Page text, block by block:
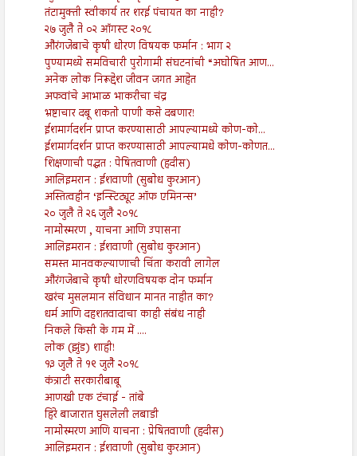
तंटामुक्ती स्वीकार्य तर शरई पंचायत का नाही?
२७ जुलै ते ०२ ऑगस्ट २०१८
औरंगजेबाचे कृषी धोरण विषयक फर्मान : भाग २
पुण्यामध्ये समविचारी पुरोगामी संघटनांची “अघोषित आण...
अनेक लोक निरूद्देश जीवन जगत आहेत
अफवांचे आभाळ भाकरीचा चंद्र
भ्रष्टाचार दबू शकतो पाणी कसे दबणार!
ईशमार्गदर्शन प्राप्त करण्यासाठी आपल्यामध्ये कोण-को...
ईशमार्गदर्शन प्राप्त करण्यासाठी आपल्यामधे कोण-कोणत...
शिक्षणाची पद्धत : पेषितवाणी (हदीस)
आलिइमरान : ईशवाणी (सुबोध कुरआन)
अस्तित्वहीन ‘इन्स्टिट्यूट ऑफ एमिनन्स’
२० जुलै ते २६ जुलै २०१८
नामोस्मरण , याचना आणि उपासना
आलिइमरान : ईशवाणी (सुबोध कुरआन)
समस्त मानवकल्याणाची चिंता करावी लागेल
औरंगजेबाचे कृषी धोरणविषयक दोन फर्मान
खरंच मुसलमान संविधान मानत नाहीत का?
धर्म आणि दहशतवादाचा काही संबंध नाही
निकले किसी के गम में ....
लोक (झुंड) शाही!
१३ जुलै ते १९ जुलै २०१८
कंत्राटी सरकारीबाबू
आणखी एक टंचाई - तांबे
हिरे बाजारात घुसलेली लबाडी
नामोस्मरण आणि याचना : प्रेषितवाणी (हदीस)
आलिइमरान : ईशवाणी (सुबोध कुरआन)